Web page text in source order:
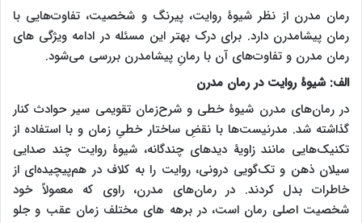
رمان مدرن از نظر شیوۀ روایت، پیرنگ و شخصیت، تفاوت‌هایی با
رمان پیشامدرن دارد. برای درک بهتر این مسئله در ادامه ویژگی های
رمان مدرن و تفاوت‌های آن با رمانِ پیشامدرن بررسی می‌شود.
الف: شیوۀ روایت در رمان مدرن
در رمان‌های مدرن شیوۀ خطی و شرح‌زمان تقویمی سیر حوادث کنار
گذاشته شد. مدرنیست‌ها با نقضِ ساختار خطیِ زمان و با استفاده از
تکنیک‌هایی مانند زاویۀ دیدهای چندگانه، شیوۀ روایت چند صدایی
سیلان ذهن و تک‌گویی درونی، روایت را به کلاف در هم‌پیچیده‌ای از
خاطرات بدل کردند. در رمان‌های مدرن، راوی که معمولاً خود
شخصیت اصلی رمان است، در برهه های مختلف زمان عقب و جلو